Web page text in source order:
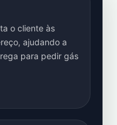
o cliente às
ajudando a
para pedir gás